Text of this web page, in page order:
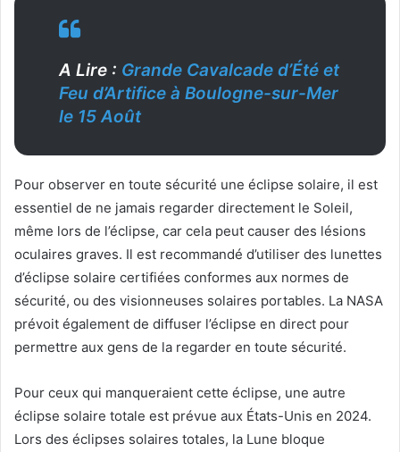
A Lire : Grande Cavalcade d’Été et
Feu d’Artifice à Boulogne-sur-Mer
le 15 Août
Pour observer en toute sécurité une éclipse solaire, il est
essentiel de ne jamais regarder directement le Soleil,
même lors de l’éclipse, car cela peut causer des lésions
oculaires graves. Il est recommandé d’utiliser des lunettes
d’éclipse solaire certifiées conformes aux normes de
sécurité, ou des visionneuses solaires portables. La NASA
prévoit également de diffuser l’éclipse en direct pour
permettre aux gens de la regarder en toute sécurité.
Pour ceux qui manqueraient cette éclipse, une autre
éclipse solaire totale est prévue aux États-Unis en 2024.
Lors des éclipses solaires totales, la Lune bloque